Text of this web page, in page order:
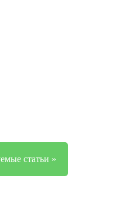
статьи »